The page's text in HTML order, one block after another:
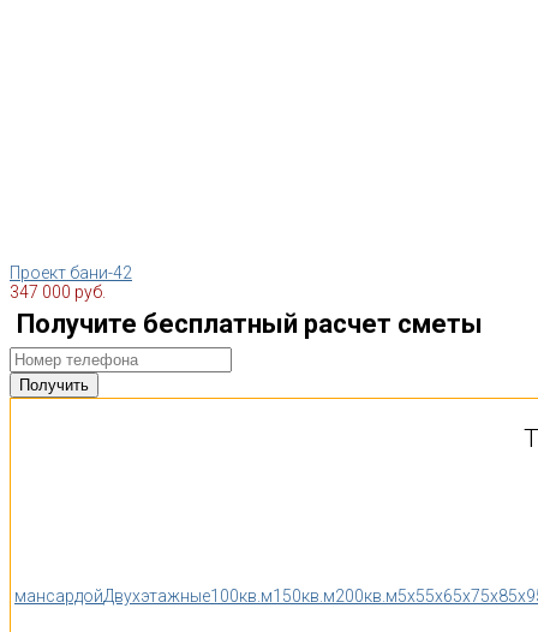
Проект бани-42
347 000 руб.
Получите бесплатный расчет сметы
мансардойДвухэтажные100кв.м150кв.м200кв.м5x55x65x75x85x9